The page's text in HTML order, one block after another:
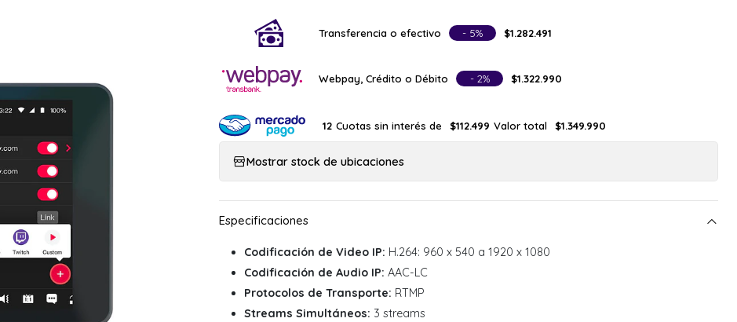
Transferencia o efectivo - 5% $1.282.491
Webpay, Crédito o Débito - 2% $1.322.990
12 Cuotas sin interés de $112.499 Valor total $1.349.990
Mostrar stock de ubicaciones
Codificación de Video IP: H.264: 960 x 540 a 1920 x 1080
Codificación de Audio IP: AAC-LC
Protocolos de Transporte: RTMP
Streams Simultáneos: 3 streams